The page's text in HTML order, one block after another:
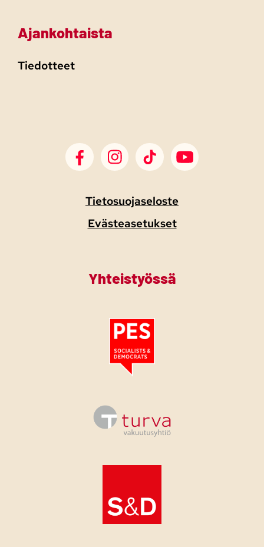
Ajankohtaista
Tiedotteet
SDP Facebook
SDP Instagram
SDP TikTokSDP Youtube
Tietosuojaseloste
Evästeasetukset
Yhteistyössä
Tutustu PES:n periaatejulistukseen